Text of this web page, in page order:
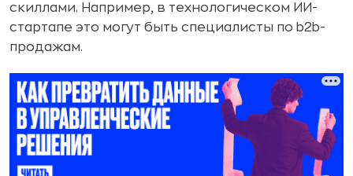
скиллами. Например, в технологическом ИИ-
стартапе это могут быть специалисты по b2b-
продажам.